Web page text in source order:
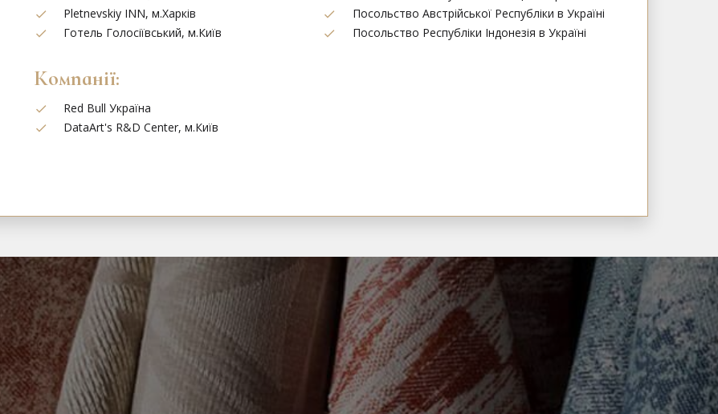
Pletnevskiy INN, м.Харків
Готель Голосіївський, м.Київ
Посольство Австрійської Республіки в Україні
Посольство Республіки Індонезія в Україні
Компанії:
Red Bull Україна
DataArt's R&D Center, м.Київ
індивідуального пошиття штор можна за телефонами:
(67) 505 37 57 +380 (99) 000 26 02